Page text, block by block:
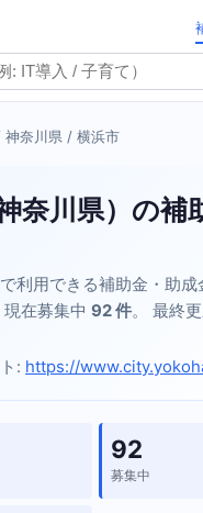
神奈川県 / 横浜市
奈川県）の補
利用できる補助金・助成
在募集中 92 件。 最終
: https://
92
募集中